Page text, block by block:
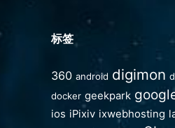
标签
360 android digimon
docker geekpark
ios iPixiv ixwebhosting